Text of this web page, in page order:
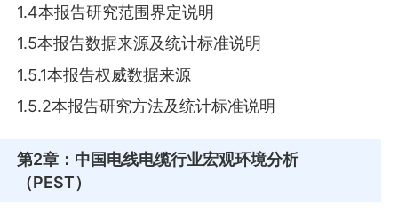
1.4本报告研究范围界定说明
1.5本报告数据来源及统计标准说明
1.5.1本报告权威数据来源
1.5.2本报告研究方法及统计标准说明
第2章 ：中国电线电缆行业宏观环境分析
（PEST）